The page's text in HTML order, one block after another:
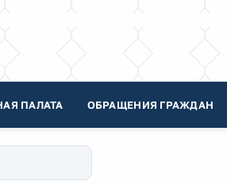
ПАЛАТА ОБРАЩЕНИЯ ГРАЖДАН